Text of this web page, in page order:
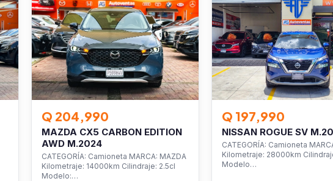
Q 204,990
MAZDA CX5 CARBON EDITION
AWD M.2024
CATEGORÍA: Camioneta MARCA: MAZDA
Kilometraje: 14000km Cilindraje: 2.5cl
Modelo:…
Q 197,990
NISSAN ROGUE SV
CATEGORÍA: Camioneta
Kilometraje: 28000km
Modelo…